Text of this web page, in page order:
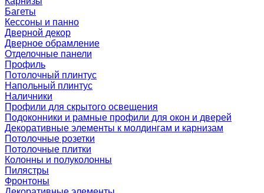
Багеты
Кессоны и панно
Дверной декор
Дверное обрамление
Отделочные панели
Профиль
Потолочный плинтус
Напольный плинтус
Наличники
Профили для скрытого освещения
Подоконники и рамные профили для окон и дверей
Декоративные элементы к молдингам и карнизам
Потолочные розетки
Потолочные плитки
Колонны и полуколонны
Пилястры
Фронтоны